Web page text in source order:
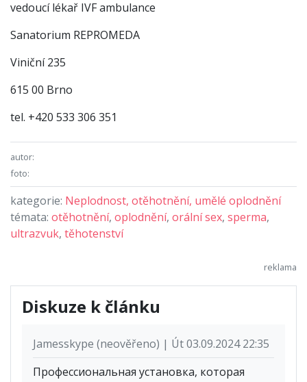
vedoucí lékař IVF ambulance
Sanatorium REPROMEDA
Viniční 235
615 00 Brno
tel. +420 533 306 351
autor:
foto:
kategorie: Neplodnost, otěhotnění, umělé oplodnění
témata: otěhotnění, oplodnění, orální sex, sperma,
ultrazvuk, těhotenství
Diskuze k článku
Jamesskype (neověřeno) | Út 03.09.2024 22:35
Профессиональная установка, которая